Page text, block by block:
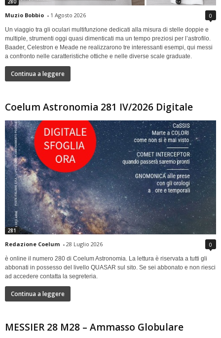
280
Muzio Bobbio - 1 Agosto 2026 0
Un viaggio tra gli oculari multifunzione dedicati alla misura di stelle doppie e
multiple, strumenti oggi quasi dimenticati ma un tempo preziosi per l’astrofilo.
Baader, Celestron e Meade ne realizzarono tre interessanti esempi, qui messi
a confronto nelle caratteristiche ottiche e nelle diverse scale graduate.
Continua a leggere
Coelum Astronomia 281 IV/2026 Digitale
281
Redazione Coelum - 28 Luglio 2026 0
è online il numero 280 di Coelum Astronomia. La lettura è riservata a tutti gli
abbonati in possesso del livello QUASAR sul sito. Se sei abbonato e non riesci
ad accedere contatta la segreteria.
Continua a leggere
MESSIER 28 M28 – Ammasso Globulare